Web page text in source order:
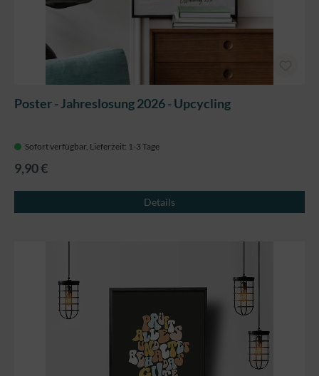
Poster - Jahreslosung 2026 - Upcycling
Sofort verfügbar, Lieferzeit: 1-3 Tage
9,90 €
Details